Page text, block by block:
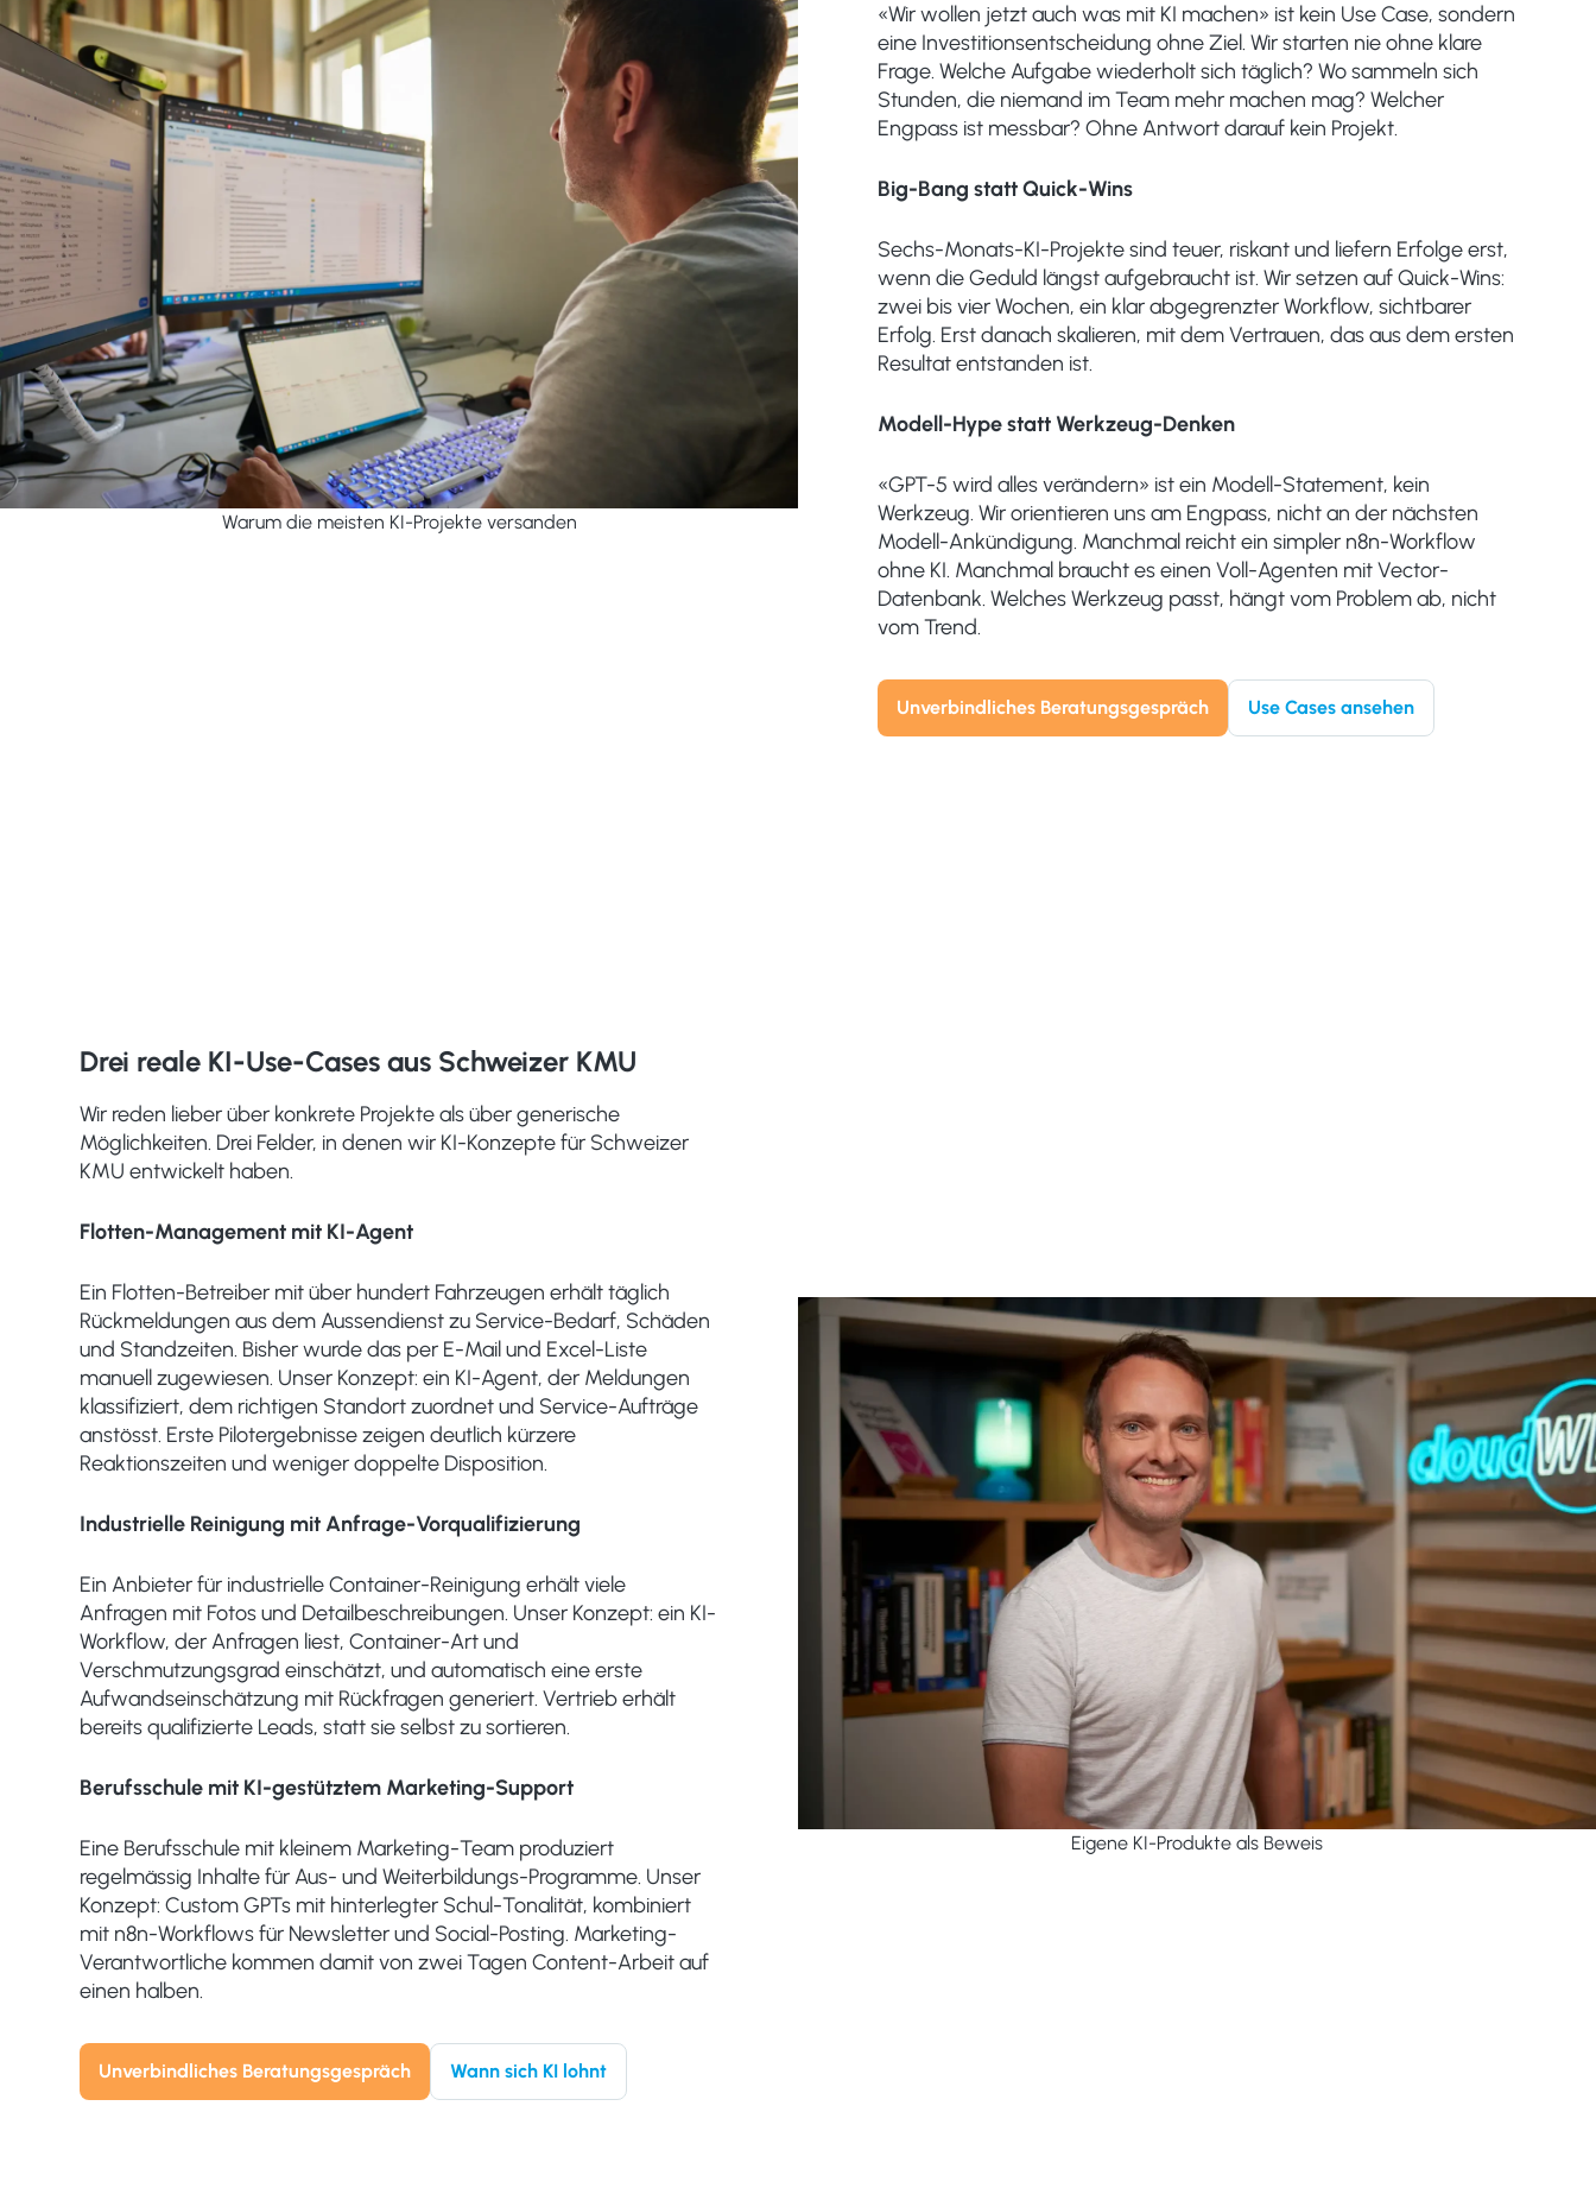
«Wir wollen jetzt auch was mit KI machen» ist kein Use Case, sondern
eine Investitionsentscheidung ohne Ziel. Wir starten nie ohne klare
Frage. Welche Aufgabe wiederholt sich täglich? Wo sammeln sich
Stunden, die niemand im Team mehr machen mag? Welcher
Engpass ist messbar? Ohne Antwort darauf kein Projekt.
Big-Bang statt Quick-Wins
Sechs-Monats-KI-Projekte sind teuer, riskant und liefern Erfolge erst,
wenn die Geduld längst aufgebraucht ist. Wir setzen auf Quick-Wins:
zwei bis vier Wochen, ein klar abgegrenzter Workflow, sichtbarer
Erfolg. Erst danach skalieren, mit dem Vertrauen, das aus dem ersten
Resultat entstanden ist.
Modell-Hype statt Werkzeug-Denken
«GPT-5 wird alles verändern» ist ein Modell-Statement, kein
Werkzeug. Wir orientieren uns am Engpass, nicht an der nächsten
Modell-Ankündigung. Manchmal reicht ein simpler n8n-Workflow
ohne KI. Manchmal braucht es einen Voll-Agenten mit Vector-
Datenbank. Welches Werkzeug passt, hängt vom Problem ab, nicht
vom Trend.
Unverbindliches Beratungsgespräch Use Cases ansehen
Warum die meisten KI-Projekte versanden
Drei reale KI-Use-Cases aus Schweizer KMU
Wir reden lieber über konkrete Projekte als über generische
Möglichkeiten. Drei Felder, in denen wir KI-Konzepte für Schweizer
KMU entwickelt haben.
Flotten-Management mit KI-Agent
Ein Flotten-Betreiber mit über hundert Fahrzeugen erhält täglich
Rückmeldungen aus dem Aussendienst zu Service-Bedarf, Schäden
und Standzeiten. Bisher wurde das per E-Mail und Excel-Liste
manuell zugewiesen. Unser Konzept: ein KI-Agent, der Meldungen
klassifiziert, dem richtigen Standort zuordnet und Service-Aufträge
anstösst. Erste Pilotergebnisse zeigen deutlich kürzere
Reaktionszeiten und weniger doppelte Disposition.
Industrielle Reinigung mit Anfrage-Vorqualifizierung
Ein Anbieter für industrielle Container-Reinigung erhält viele
Anfragen mit Fotos und Detailbeschreibungen. Unser Konzept: ein KI-
Workflow, der Anfragen liest, Container-Art und
Verschmutzungsgrad einschätzt, und automatisch eine erste
Aufwandseinschätzung mit Rückfragen generiert. Vertrieb erhält
bereits qualifizierte Leads, statt sie selbst zu sortieren.
Berufsschule mit KI-gestütztem Marketing-Support
Eine Berufsschule mit kleinem Marketing-Team produziert
regelmässig Inhalte für Aus- und Weiterbildungs-Programme. Unser
Konzept: Custom GPTs mit hinterlegter Schul-Tonalität, kombiniert
mit n8n-Workflows für Newsletter und Social-Posting. Marketing-
Verantwortliche kommen damit von zwei Tagen Content-Arbeit auf
einen halben.
Unverbindliches Beratungsgespräch Wann sich KI lohnt
Eigene KI-Produkte als Beweis